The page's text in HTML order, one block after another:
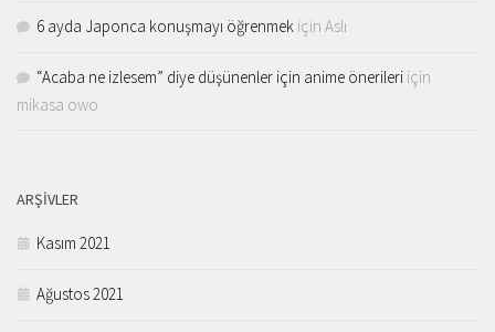
6 ayda Japonca konuşmayı öğrenmek için Aslı
“Acaba ne izlesem” diye düşünenler için anime önerileri için
mikasa owo
ARŞIVLER
Kasım 2021
Ağustos 2021